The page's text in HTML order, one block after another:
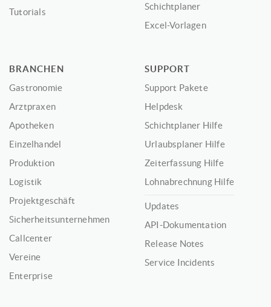
Tutorials
Schichtplaner
Excel-Vorlagen
BRANCHEN
Gastronomie
Arztpraxen
Apotheken
Einzelhandel
Produktion
Logistik
Projektgeschäft
Sicherheitsunternehmen
Callcenter
Vereine
Enterprise
SUPPORT
Support Pakete
Helpdesk
Schichtplaner Hilfe
Urlaubsplaner Hilfe
Zeiterfassung Hilfe
Lohnabrechnung Hilfe
Updates
API-Dokumentation
Release Notes
Service Incidents